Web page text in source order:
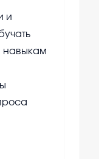
и
навыкам